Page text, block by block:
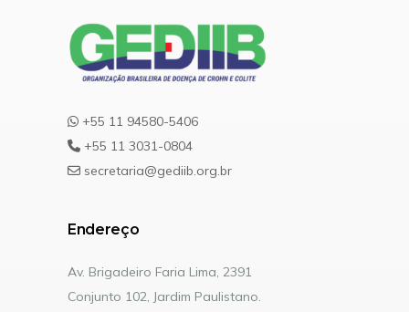
+55 11 94580-5406
+55 11 3031-0804
secretaria@gediib.org.br
Endereço
Av. Brigadeiro Faria Lima, 2391
Conjunto 102, Jardim Paulistano.